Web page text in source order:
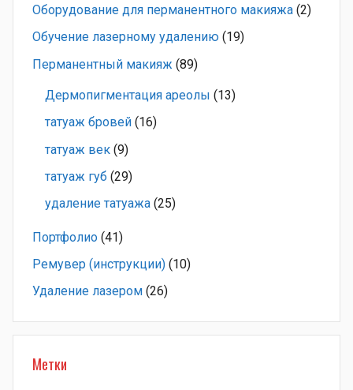
Оборудование для перманентного макияжа (2)
Обучение лазерному удалению (19)
Перманентный макияж (89)
Дермопигментация ареолы (13)
татуаж бровей (16)
татуаж век (9)
татуаж губ (29)
удаление татуажа (25)
Портфолио (41)
Ремувер (инструкции) (10)
Удаление лазером (26)
Метки